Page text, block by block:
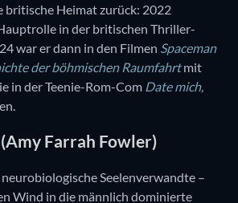
britische Heimat zurück: 2022
in der britischen Thriller-
war er dann in den Filmen Spaceman
der böhmischen Raumfahrtmit
in der Teenie-Rom-Com Date mich,
Farrah Fowler)
Seelenverwandte –
Wind in die männlich dominierte